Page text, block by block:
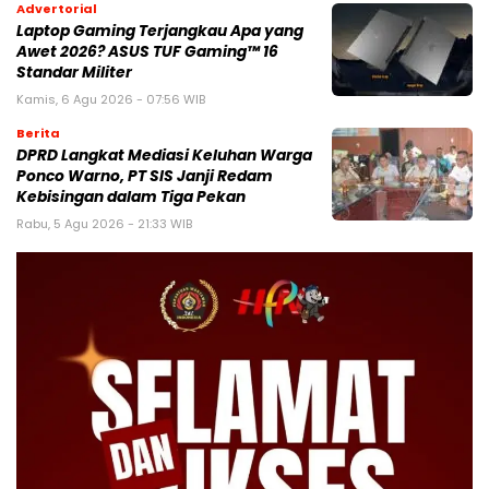
Advertorial
Laptop Gaming Terjangkau Apa yang
Awet 2026? ASUS TUF Gaming™ 16
Standar Militer
Kamis, 6 Agu 2026 - 07:56 WIB
Berita
DPRD Langkat Mediasi Keluhan Warga
Ponco Warno, PT SIS Janji Redam
Kebisingan dalam Tiga Pekan
Rabu, 5 Agu 2026 - 21:33 WIB